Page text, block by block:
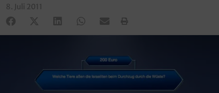
8. Juli 2011